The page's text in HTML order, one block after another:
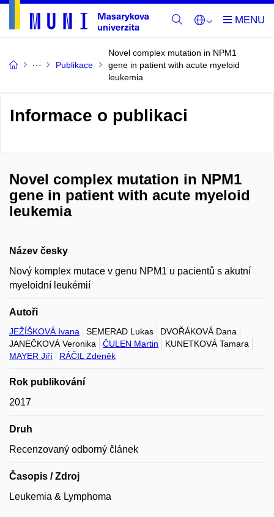
Publikace
Novel complex mutation in NPM1
gene in patient with acute myeloid
leukemia
Informace o publikaci
Novel complex mutation in NPM1
gene in patient with acute myeloid
leukemia
Název česky
Nový komplex mutace v genu NPM1 u pacientů s akutní
myeloidní leukémií
Autoři
JEŽÍŠKOVÁ Ivana SEMERAD Lukas
DVOŘÁKOVÁ Dana
JANEČKOVÁ Veronika
ČULEN Martin
KUNETKOVÁ Tamara
MAYER Jiří
RÁČIL Zdeněk
Rok publikování
2017
Druh
Recenzovaný odborný článek
Časopis / Zdroj
Leukemia & Lymphoma